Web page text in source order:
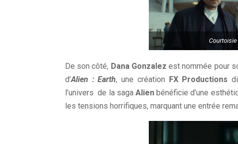
De son côté, Dana Gonzalez est nommée pour
d’Alien : Earth, une création FX Productions
l’univers de la saga Alienbénéficie d’une
les tensions horrifiques, marquant une entrée